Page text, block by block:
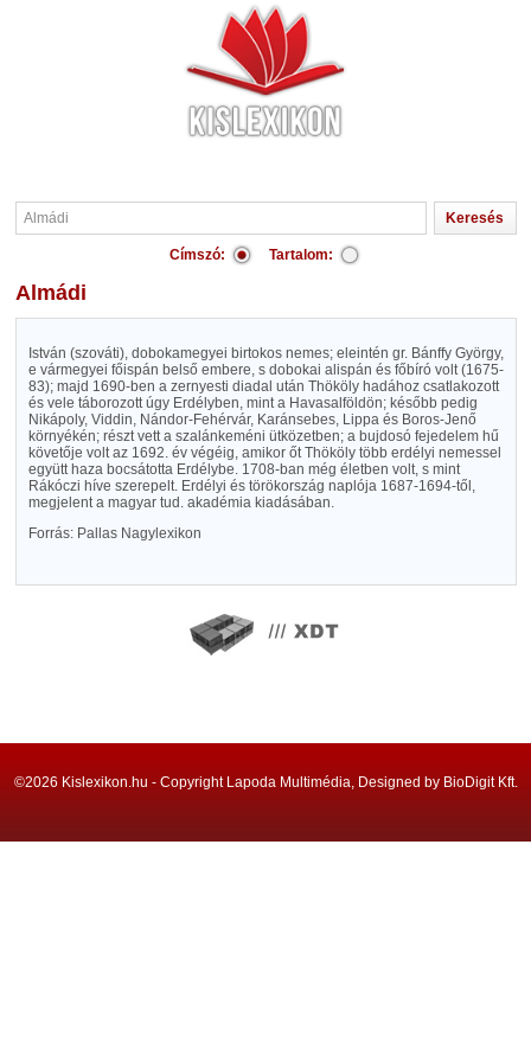
Címszó: Tartalom:
Almádi
István (szováti), dobokamegyei birtokos nemes; eleintén gr. Bánffy György,
e vármegyei főispán belső embere, s dobokai alispán és főbíró volt (1675-
83); majd 1690-ben a zernyesti diadal után Thököly hadához csatlakozott
és vele táborozott úgy Erdélyben, mint a Havasalföldön; később pedig
Nikápoly, Viddin, Nándor-Fehérvár, Karánsebes, Lippa és Boros-Jenő
környékén; részt vett a szalánkeméni ütközetben; a bujdosó fejedelem hű
követője volt az 1692. év végéig, amikor őt Thököly több erdélyi nemessel
együtt haza bocsátotta Erdélybe. 1708-ban még életben volt, s mint
Rákóczi híve szerepelt. Erdélyi és törökország naplója 1687-1694-től,
megjelent a magyar tud. akadémia kiadásában.
Forrás: Pallas Nagylexikon
©2026 Kislexikon.hu - Copyright Lapoda Multimédia, Designed by BioDigit Kft.